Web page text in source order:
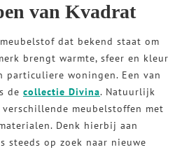
van Kvadrat
dat bekend staat om
brengt warmte, sfeer en kleur
particuliere woningen. Een van
de collectie Divina. Natuurlijk
meubelstoffen met
Denk hierbij aan
steeds op zoek naar nieuwe